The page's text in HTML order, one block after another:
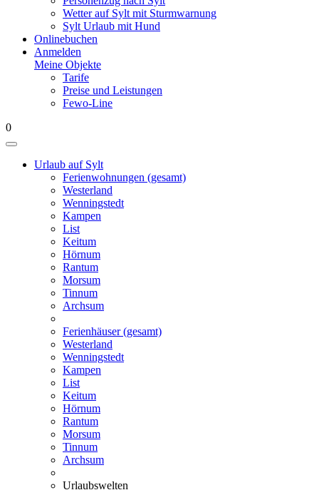
Wetter auf Sylt mit Sturmwarnung
Sylt Urlaub mit Hund
Onlinebuchen
Anmelden
Meine Objekte
Tarife
Preise und Leistungen
Fewo-Line
0
Urlaub auf Sylt
Ferienwohnungen (gesamt)
Westerland
Wenningstedt
Kampen
List
Keitum
Hörnum
Rantum
Morsum
Tinnum
Archsum
Ferienhäuser (gesamt)
Westerland
Wenningstedt
Kampen
List
Keitum
Hörnum
Rantum
Morsum
Tinnum
Archsum
Urlaubswelten